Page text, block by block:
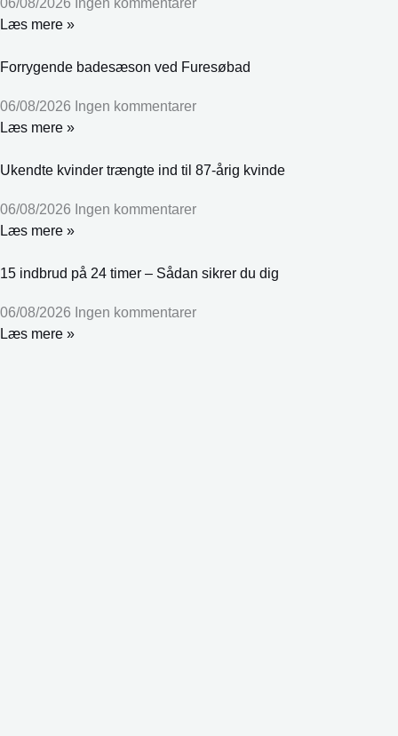
Læs mere »
Forrygende badesæson ved Furesøbad
06/08/2026 Ingen kommentarer
Læs mere »
Ukendte kvinder trængte ind til 87-årig kvinde
06/08/2026 Ingen kommentarer
Læs mere »
15 indbrud på 24 timer – Sådan sikrer du dig
06/08/2026 Ingen kommentarer
Læs mere »